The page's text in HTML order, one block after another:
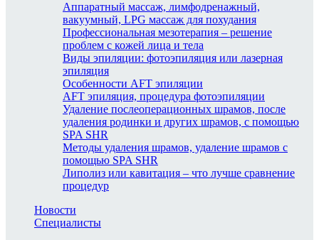
Аппаратный массаж, лимфодренажный,
вакуумный, LPG массаж для похудания
Профессиональная мезотерапия – решение
проблем с кожей лица и тела
Виды эпиляции: фотоэпиляция или лазерная
эпиляция
Особенности AFT эпиляции
AFT эпиляция, процедура фотоэпиляции
Удаление послеоперационных шрамов, после
удаления родинки и других шрамов, с помощью
SPA SHR
Методы удаления шрамов, удаление шрамов с
помощью SPA SHR
Липолиз или кавитация – что лучше сравнение
процедур
Новости
Специалисты